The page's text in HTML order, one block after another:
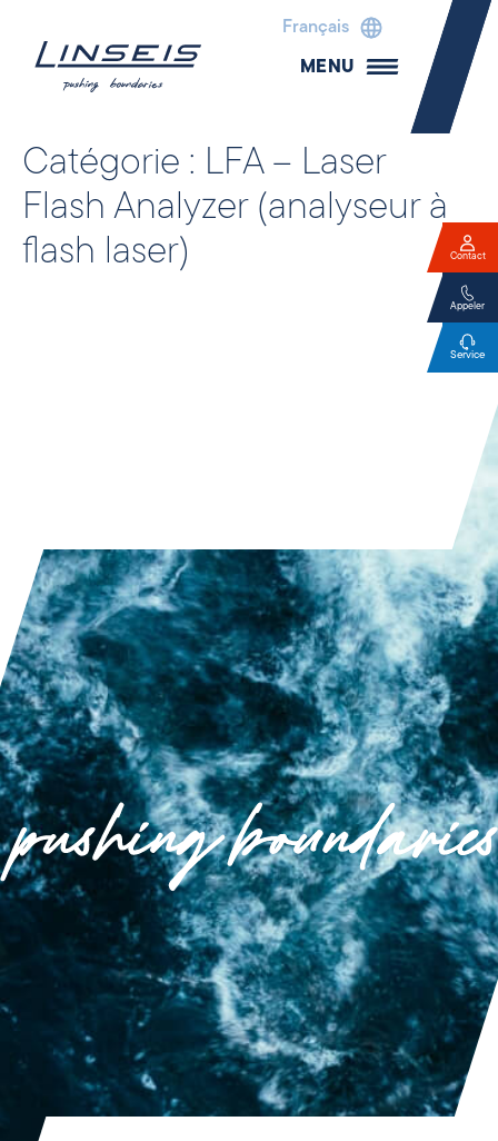
Français
MENU
Catégorie : LFA – Laser
Flash Analyzer (analyseur à
flash laser)
Contact
Appeler
Service